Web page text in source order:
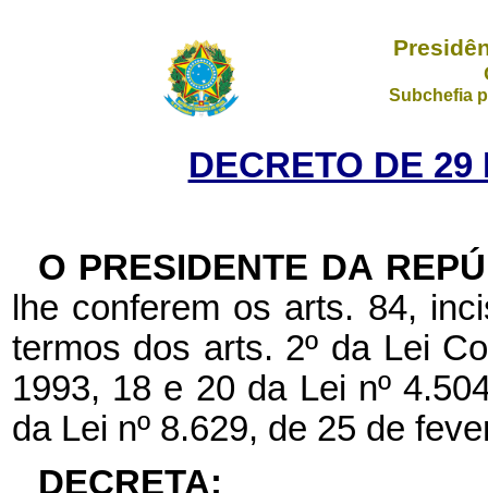
Subchefia
DECRETO DE
O PRESIDENTE DA
lhe conferem os arts. 84,
termos dos arts. 2º da Lei
1993, 18 e 20 da Lei nº
da Lei nº 8.629, de 25 de
DECRETA: